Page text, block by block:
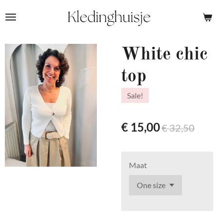
direct
de
hoofdinhoud
White chic
top
Sale!
€ 15,00€ 32,50
Maat